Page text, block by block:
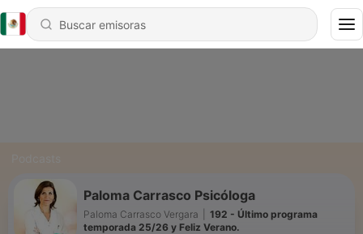
Paloma Carrasco Psicóloga
Paloma Carrasco Vergara
192 - Último programa
temporada 25/26 y Feliz Verano.